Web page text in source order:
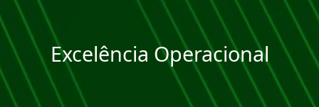
Excelência Operacional